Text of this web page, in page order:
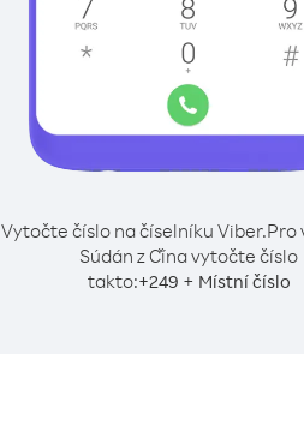
Vytočte číslo na číselníku Viber.Pro
Súdán z Čína vytočte číslo
takto:+249 + Místní číslo